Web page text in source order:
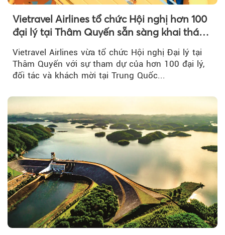
Vietravel Airlines tổ chức Hội nghị hơn 100
đại lý tại Thâm Quyến sẵn sàng khai thác
đường bay thẳng TP.HCM - Thâm Quyến
Vietravel Airlines vừa tổ chức Hội nghị Đại lý tại
Thâm Quyến với sự tham dự của hơn 100 đại lý,
đối tác và khách mời tại Trung Quốc...